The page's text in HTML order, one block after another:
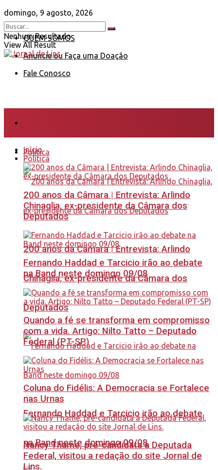
domingo, 9 agosto, 2026
QUEM SOMOS
Anuncie ou Faça uma Doação
Fale Conosco
Nenhum Resultado
View All Result
Política
200 anos da Câmara | Entrevista: Arlindo
Chinaglia, ex-presidente da Câmara dos
Deputados
Fernando Haddad e Tarcicio irão ao debate
na Band neste domingo 09/08
Início
Política
200 anos da Câmara | Entrevista: Arlindo
Chinaglia, ex-presidente da Câmara dos
Deputados
Fernando Haddad e Tarcicio irão ao debate
na Band neste domingo 09/08
Quando a fé se transforma em compromisso
com a vida. Artigo: Nilto Tatto – Deputado
Federal (PT-SP)
Coluna do Fidélis: A Democracia se Fortalece
nas Urnas
Nancy Thame, pré-candidata a Deputada
Federal, visitou a redação do site Jornal de
Lins.